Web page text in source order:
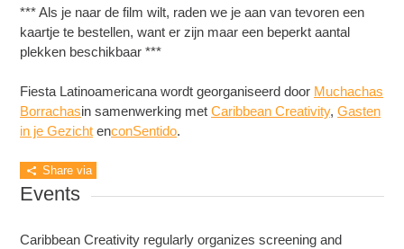
*** Als je naar de film wilt, raden we je aan van tevoren een
kaartje te bestellen, want er zijn maar een beperkt aantal
plekken beschikbaar ***
Fiesta Latinoamericana wordt georganiseerd door Muchachas
Borrachasin samenwerking metCaribbean Creativity,Gasten
in je Gezicht enconSentido.
Share via
Events
Caribbean Creativity regularly organizes screening and